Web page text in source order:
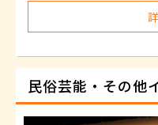
民俗芸能・その他